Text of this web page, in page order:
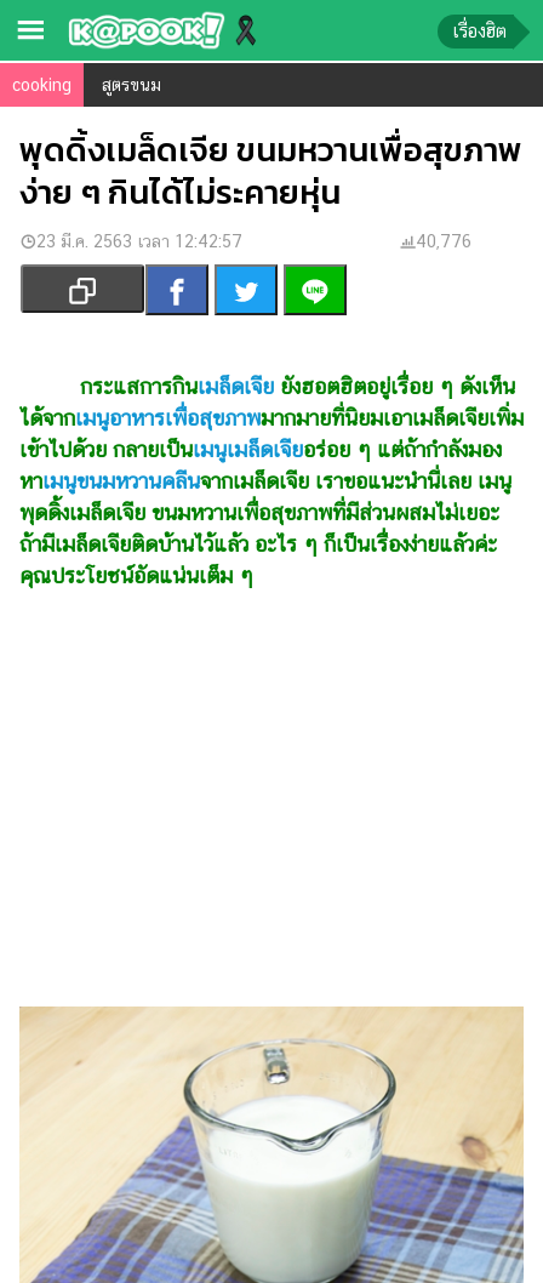
ข่าว-
ความ
รู้
ข่าว
บันเทิง
ผล
บอล
สด
การ
เงิน
เกาหลี
ไลฟ์
ไตล์
หญิง
เรื่องฮิต
cooking สูตรขนม
พุดดิ้งเมล็ดเจีย ขนมหวานเพื่อสุขภาพ
ง่าย ๆ กินได้ไม่ระคายหุ่น
23 มี.ค. 2563 เวลา 12:42:57 40,776
กระแสการกินเมล็ดเจีย ยังฮอตฮิตอยู่เรื่อย ๆ ดังเห็น
ได้จากเมนูอาหารเพื่อสุขภาพมากมายที่นิยมเอาเมล็ดเจียเพิ่ม
เข้าไปด้วย กลายเป็นเมนูเมล็ดเจียอร่อย ๆ แต่ถ้ากำลังมอง
หาเมนูขนมหวานคลีนจากเมล็ดเจีย เราขอแนะนำนี่เลย เมนู
พุดดิ้งเมล็ดเจีย ขนมหวานเพื่อสุขภาพที่มีส่วนผสมไม่เยอะ
ถ้ามีเมล็ดเจียติดบ้านไว้แล้ว อะไร ๆ ก็เป็นเรื่องง่ายแล้วค่ะ
คุณประโยชน์อัดแน่นเต็ม ๆ